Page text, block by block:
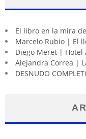
El libro en la mira
Marcelo Rubio | El
Diego Meret | Hotel
Alejandra Correa |
DESNUDO